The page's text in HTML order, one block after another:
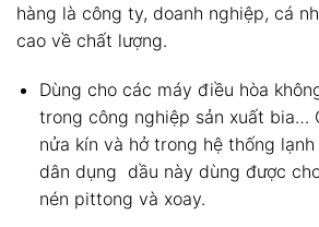
hàng là công ty, doanh nghiệp, cá
cao về chất lượng.
Dùng cho các máy điều hòa
trong công nghiệp sản xuất bia…
nửa kín và hở trong hệ thống
dân dụng dầu này dùng được
nén pittong và xoay.